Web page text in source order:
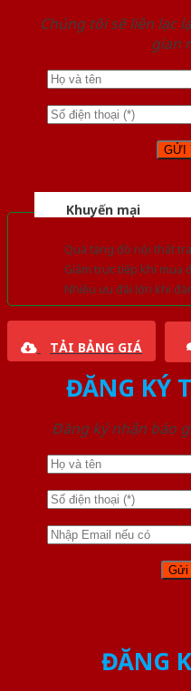
Chúng tôi sẽ liên lạc
gian
Khuyến mại
Quà tặng đồ nội thất
Giảm trực tiếp khi mua
Nhiều ưu đãi lớn khi
TẢI BẢNG GIÁ
ĐĂNG KÝ
Đăng ký nhận báo
ĐĂNG